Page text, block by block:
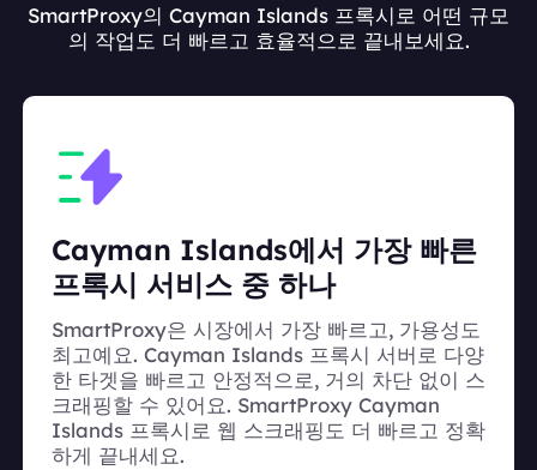
SmartProxy의 Cayman Islands 프록시로 어떤 규모
의 작업도 더 빠르고 효율적으로 끝내보세요.
Cayman Islands에서 가장 빠른
프록시 서비스 중 하나
SmartProxy은 시장에서 가장 빠르고, 가용성도
최고예요. Cayman Islands 프록시 서버로 다양
한 타겟을 빠르고 안정적으로, 거의 차단 없이 스
크래핑할 수 있어요. SmartProxy Cayman
Islands 프록시로 웹 스크래핑도 더 빠르고 정확
하게 끝내세요.